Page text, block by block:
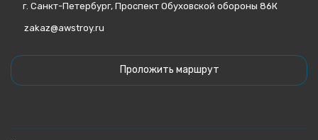
г. Санкт-Петербург, Проспект Обуховской обороны 86К
zakaz@awstroy.ru
Проложить маршрут